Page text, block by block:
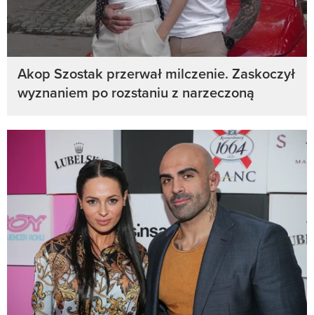
Akop Szostak przerwał milczenie. Zaskoczył
wyznaniem po rozstaniu z narzeczoną